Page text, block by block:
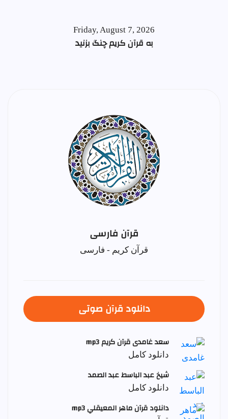
Friday, August 7, 2026
به قرآن کریم چنگ بزنید
قرآن فارسی
قرآن کریم - فارسی
دانلود قرآن صوتی
سعد غامدی قرآن کریم mp3
دانلود کامل
شيخ عبد الباسط عبد الصمد
دانلود کامل
دانلود قرآن ماهر المعيقلي mp3